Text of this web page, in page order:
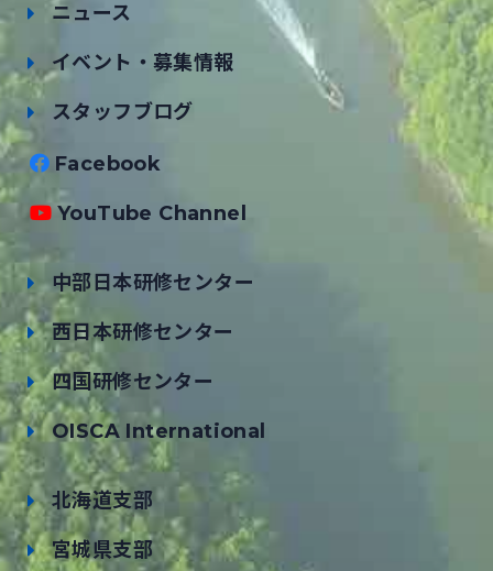
ニュース
イベント・募集情報
スタッフブログ
Facebook
YouTube Channel
中部日本研修センター
西日本研修センター
四国研修センター
OISCA International
北海道支部
宮城県支部